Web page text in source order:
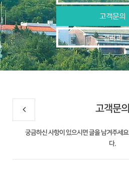
고객문의
갤러리
고객문의
궁금하신 사항이 있으시면 글을 남겨주세
다.